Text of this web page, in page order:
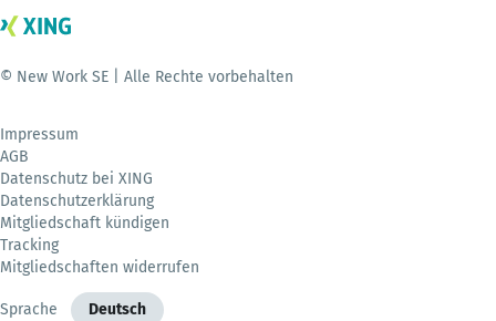
© New Work SE | Alle Rechte vorbehalten
Impressum
AGB
Datenschutz bei XING
Datenschutzerklärung
Mitgliedschaft kündigen
Tracking
Mitgliedschaften widerrufen
Sprache Deutsch